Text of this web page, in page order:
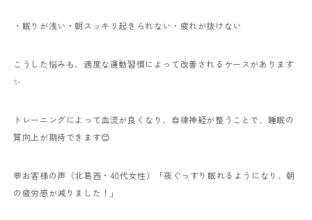
・眠りが浅い ・朝スッキリ起きられない ・疲れが抜けない
こうした悩みも、適度な運動習慣によって改善されるケースがあります
✨
トレーニングによって血流が良くなり、自律神経が整うことで、睡眠の
質向上が期待できます😊
💬お客様の声（北葛西・40代女性）
「夜ぐっすり眠れるようになり、朝
の疲労感が減りました！」